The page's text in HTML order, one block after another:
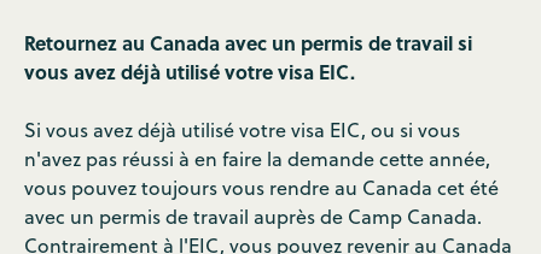
Retournez au Canada avec un permis de travail si
vous avez déjà utilisé votre visa EIC.
Si vous avez déjà utilisé votre visa EIC, ou si vous
n'avez pas réussi à en faire la demande cette année,
vous pouvez toujours vous rendre au Canada cet été
avec un permis de travail auprès de Camp Canada.
Contrairement à l'EIC, vous pouvez revenir au Canada